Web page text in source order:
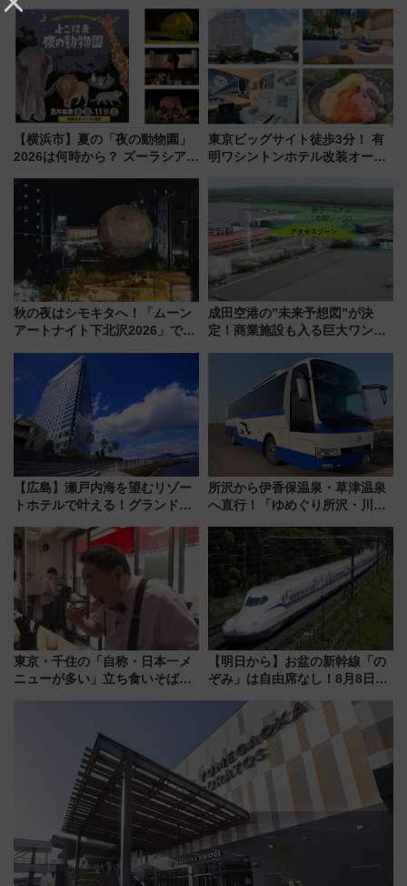
【横浜市】夏の「夜の動物園」
2026は何時から？ ズーラシア・
見どころ、限定イベントを徹底
解説！
東京ビッグサイト徒歩3分！ 有
明ワシントンホテル改装オープ
客室」や海鮮丼が人気の朝食ビ
ュッフェを現地レポ
秋の夜はシモキタへ！「ムーン
アートナイト下北沢2026」でイ
を満喫しよう
成田空港の”未来予想図”が決
定！商業施設も入る巨大ワンタ
で新型特急が品川･羽田とを結
ぶ！ JR空港駅は2面3線化！
【広島】瀬戸内海を望むリゾー
トホテルで叶える！グランドプ
ディング＆カジュアルパーティ
ープラン
所沢から伊香保温泉・草津温泉
へ直行！「ゆめぐり所沢・川越
軽に 運行ダイヤ・運賃を解説
東京・千住の「自称・日本一メ
ニューが多い」立ち食いそば屋
7/27夜10時～放送
【明日から】お盆の新幹線「の
ぞみ」は自由席なし！8月8日午
せば空きが見つかることも 混
雑避ける「空席」探しのコツ